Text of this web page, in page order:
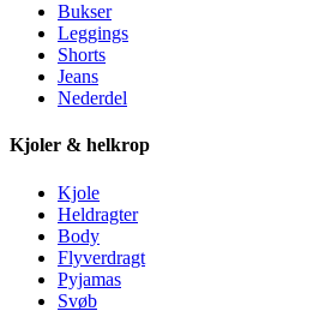
Bukser
Leggings
Shorts
Jeans
Nederdel
Kjoler & helkrop
Kjole
Heldragter
Body
Flyverdragt
Pyjamas
Svøb